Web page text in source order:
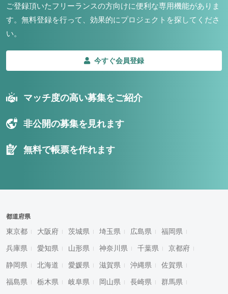
ご登録頂いたフリーランスの方向けに便利な専用機能がありま
す。 無料登録を行って、効果的にプロジェクトを探してくださ
い。
今すぐ会員登録
マッチ度の高い募集をご紹介
非公開の募集を見れます
無料で帳票を作れます
都道府県
東京都 大阪府 茨城県 埼玉県 広島県 福岡県
兵庫県 愛知県 山形県 神奈川県 千葉県 京都府
静岡県 北海道 愛媛県 滋賀県 沖縄県 佐賀県
福島県 栃木県 岐阜県 岡山県 長崎県 群馬県